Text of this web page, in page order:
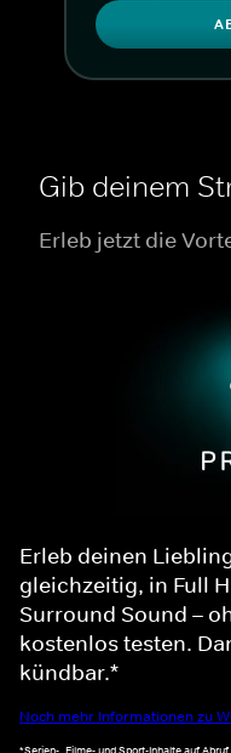
Gib deinem
Erleb jetzt die
Erleb deinen
gleichzeitig, in Full
Surround Sound –
kostenlos testen.
kündbar.*
Noch mehr Informationen zu